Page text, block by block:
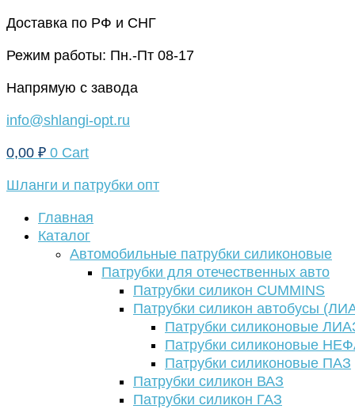
Перейти
содержимому
Доставка по РФ и СНГ
Режим работы: Пн.-Пт 08-17
Напрямую с завода
info@shlangi-opt.ru
0,00 ₽ 0 Cart
Шланги и патрубки опт
Главная
Каталог
Автомобильные патрубки силиконовые
Патрубки для отечественных авто
Патрубки силикон CUMMINS
Патрубки силикон автобусы
Патрубки силиконовые
Патрубки силиконовые
Патрубки силиконовые ПАЗ
Патрубки силикон ВАЗ
Патрубки силикон ГАЗ